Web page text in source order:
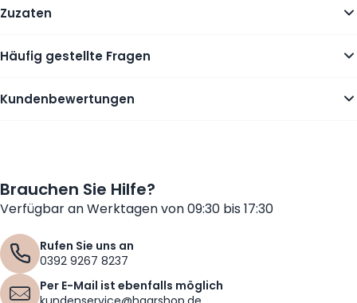
Zuzaten
Häufig gestellte Fragen
Kundenbewertungen
Brauchen Sie Hilfe?
Verfügbar an Werktagen von 09:30 bis 17:30
Rufen Sie uns an
0392 9267 8237
Per E-Mail ist ebenfalls möglich